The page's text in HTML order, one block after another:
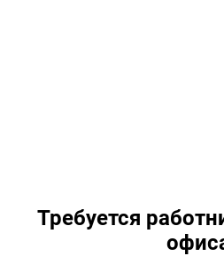
Требуется